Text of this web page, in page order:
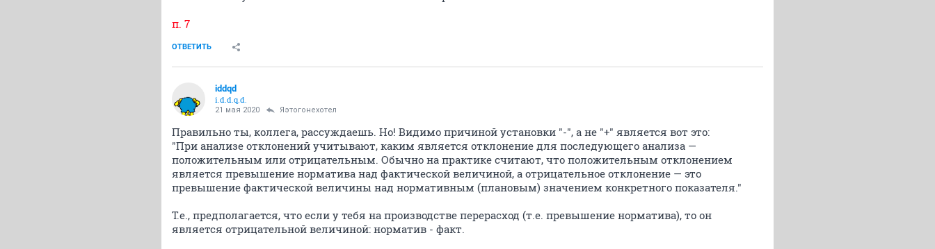
п. 7
ОТВЕТИТЬ
iddqd
i.d.d.q.d.
21 мая 2020 Яэтогонехотел
Правильно ты, коллега, рассуждаешь. Но! Видимо причиной установки "-", а не "+" является вот это:
"При анализе отклонений учитывают, каким является отклонение для последующего анализа —
положительным или отрицательным. Обычно на практике считают, что положительным отклонением
является превышение норматива над фактической величиной, а отрицательное отклонение — это
превышение фактической величины над нормативным (плановым) значением конкретного показателя."
Т.е., предполагается, что если у тебя на производстве перерасход (т.е. превышение норматива), то он
является отрицательной величиной: норматив - факт.